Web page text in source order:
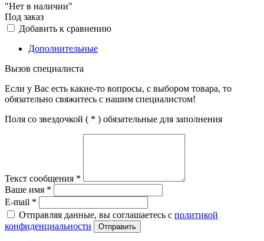
"Нет в наличии"
Под заказ
Добавить к сравнению
Дополнительные
Вызов специалиста
Если у Вас есть какие-то вопросы, с выбором товара, то
обязательно свяжитесь с нашим специалистом!
Поля со звездочкой ( * ) обязательные для заполнения
Текст сообщения *
Ваше имя *
E-mail *
Отправляя данные, вы соглашаетесь с политикой
конфиденциальности
Отправить